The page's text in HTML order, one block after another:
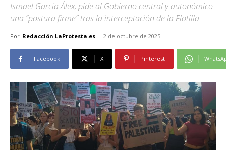
Ismael García Álex, pide al Gobierno central y autonómico
una “postura firme” tras la interceptación de la Flotilla
Por Redacción LaProtesta.es - 2 de octubre de 2025
Facebook X Pinterest